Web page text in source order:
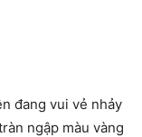
đang vui vẻ nhảy
ngập màu vàng